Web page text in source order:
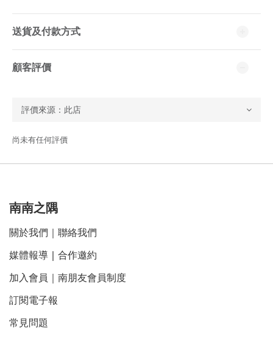
送貨及付款方式
顧客評價
尚未有任何評價
南南之隅
關於我們 聯絡我們
媒體報導 合作邀約
加入會員｜南朋友會員制度
訂閱電子報
常見問題